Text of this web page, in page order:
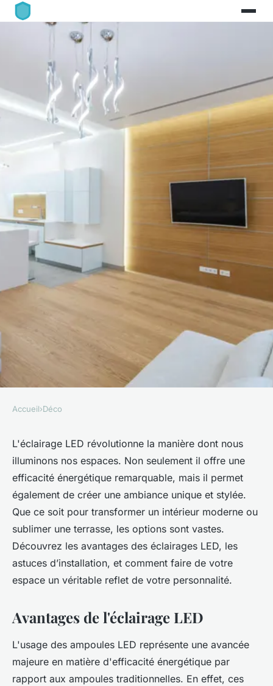
Eclairage LED : transformez
votre espace avec style et
efficacité
Timéo•3 février 2025•4 min de lecture
Accueil›Déco
L'éclairage LED révolutionne la manière dont nous
illuminons nos espaces. Non seulement il offre une
efficacité énergétique remarquable, mais il permet
également de créer une ambiance unique et stylée.
Que ce soit pour transformer un intérieur moderne ou
sublimer une terrasse, les options sont vastes.
Découvrez les avantages des éclairages LED, les
astuces d’installation, et comment faire de votre
espace un véritable reflet de votre personnalité.
Avantages de l'éclairage LED
L'usage des ampoules LED représente une avancée
majeure en matière d'efficacité énergétique par
rapport aux ampoules traditionnelles. En effet, ces